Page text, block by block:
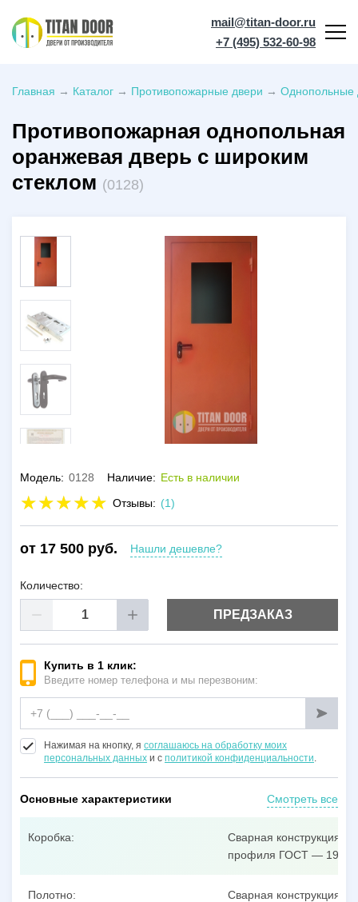
mail@titan-door.ru
+7 (495) 532-60-98
Главная → Каталог → Противопожарные двери → Однопольные
Противопожарная однопольная
оранжевая дверь с широким
стеклом (0128)
Модель: 0128 Наличие: Есть в наличии
Отзывы: (1)
от 17 500 руб. Нашли дешевле?
Количество:
ПРЕДЗАКАЗ
Купить в 1 клик:
Введите номер телефона и мы перезвоним:
Нажимая на кнопку, я соглашаюсь на обработку моих
персональных данных и с политикой конфиденциальности.
Основные характеристики Смотреть все
Коробка:
Сварная конструкция из
профиля ГОСТ —
Полотно:
Сварная конструкция из